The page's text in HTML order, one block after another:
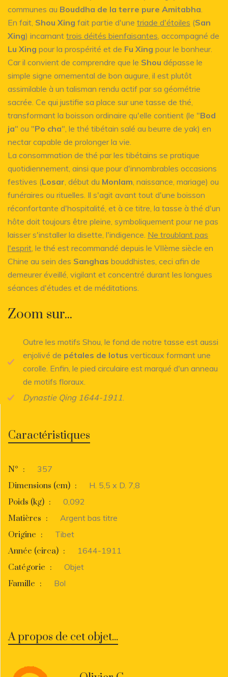
communes au Bouddha de la terre pure Amitabha
En fait, Shou Xing fait partie d'une triade d'étoiles (San
Xing) incarnant trois déités bienfaisantes , accompagné de
Lu Xing pour la prospérité et de Fu Xing pour le bonheur.
Car il convient de comprendre que le Shou dépasse le
simple signe ornemental de bon augure, il est plutôt
assimilable à un talisman rendu actif par sa géométrie
sacrée. Ce qui justifie sa place sur une tasse de thé,
transformant la boisson ordinaire qu'elle contient (le "Bod
ja" ou "Po cha", le thé tibétain salé au beurre de yak) en
nectar capable de prolonger la vie.
La consommation de thé par les tibétains se pratique
quotidiennement, ainsi que pour d'innombrables occasions
festives (Losar , début du Monlam , naissance, mariage) ou
funéraires ou rituelles. Il s'agit avant tout d'une boisson
réconfortante d'hospitalité, et à ce titre, la tasse à thé d'un
hôte doit toujours être pleine, symboliquement pour ne pas
laisser s'installer la disette, l'indigence. Ne troublant pas
l'esprit , le thé est recommandé depuis le VIIème siècle en
Chine au sein des Sanghas bouddhistes, ceci afin de
demeurer éveillé, vigilant et concentré durant les longues
séances d'études et de méditations.
Zoom sur...
Outre les motifs Shou, le fond de notre tasse est aussi
enjolivé de pétales de lotus verticaux formant une
corolle. Enfin, le pied circulaire est marqué d'un anneau
de motifs floraux.
Dynastie Qing 1644-1911
Caractéristiques
N° :
357
Dimensions (cm) :
H. 5,5 x D. 7,8
Poids (kg) :
0,092
Matières :
Argent bas titre
Origine :
Tibet
Année (circa) :
1644-1911
Catégorie :
Objet
Famille : Bol
A propos de cet objet...